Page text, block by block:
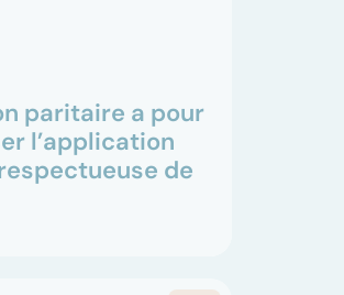
paritaire a pour
l’application
de
venu. Rencontre avec